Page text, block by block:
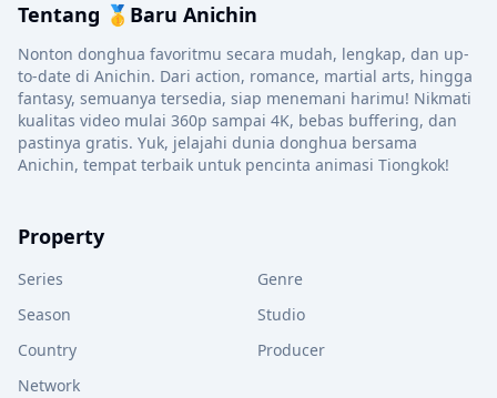
Tentang 🥇Baru Anichin
Nonton donghua favoritmu secara mudah, lengkap, dan up-
to-date di Anichin. Dari action, romance, martial arts, hingga
fantasy, semuanya tersedia, siap menemani harimu! Nikmati
kualitas video mulai 360p sampai 4K, bebas buffering, dan
pastinya gratis. Yuk, jelajahi dunia donghua bersama
Anichin, tempat terbaik untuk pencinta animasi Tiongkok!
Property
Series
Genre
Season
Studio
Country
Producer
Network